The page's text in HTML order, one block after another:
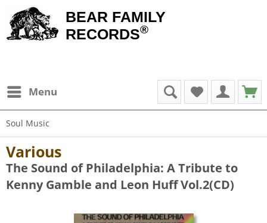
BEAR FAMILY
RECORDS®
Menu
Soul Music
Various
The Sound of Philadelphia: A Tribute to
Kenny Gamble and Leon Huff Vol.2(CD)